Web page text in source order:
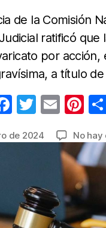
de la Comisión
ratificó que
por acción,
a título
F
c
o
o
T
itt
E
ail
Pi
er
e
st
de 2024 No